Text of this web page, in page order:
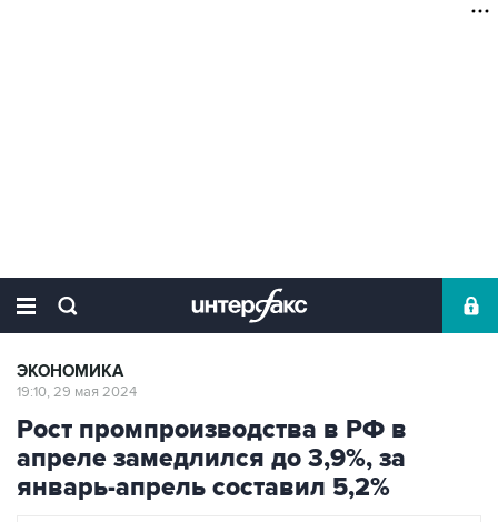
ЭКОНОМИКА
19:10, 29 мая 2024
Рост промпроизводства в РФ в
апреле замедлился до 3,9%, за
январь-апрель составил 5,2%